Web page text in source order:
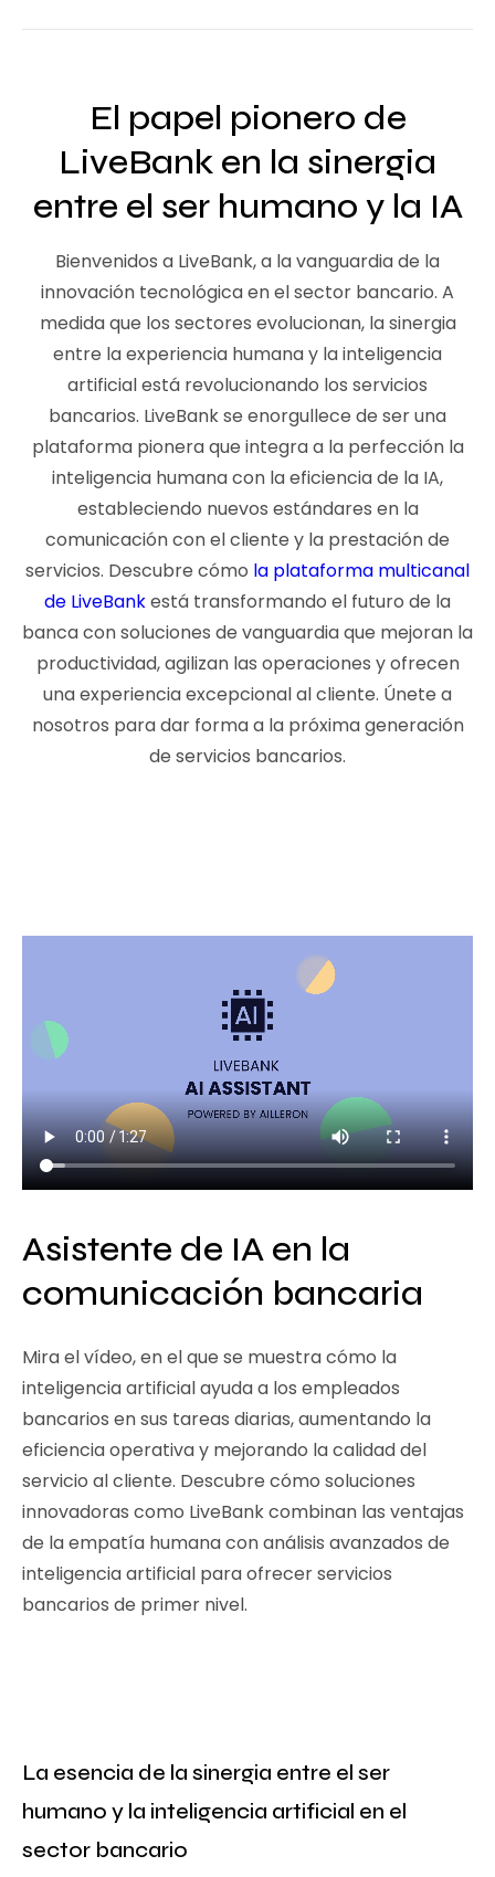
El papel pionero de
LiveBank en la sinergia
entre el ser humano y la IA
Bienvenidos a LiveBank, a la vanguardia de la
innovación tecnológica en el sector bancario. A
medida que los sectores evolucionan, la sinergia
entre la experiencia humana y la inteligencia
artificial está revolucionando los servicios
bancarios. LiveBank se enorgullece de ser una
plataforma pionera que integra a la perfección la
inteligencia humana con la eficiencia de la IA,
estableciendo nuevos estándares en la
comunicación con el cliente y la prestación de
servicios. Descubre cómo la plataforma multicanal
de LiveBankestá transformando el futuro de la
banca con soluciones de vanguardia que mejoran la
productividad, agilizan las operaciones y ofrecen
una experiencia excepcional al cliente. Únete a
nosotros para dar forma a la próxima generación
de servicios bancarios.
Asistente de IA en la
comunicación bancaria
Mira el vídeo, en el que se muestra cómo la
inteligencia artificial ayuda a los empleados
bancarios en sus tareas diarias, aumentando la
eficiencia operativa y mejorando la calidad del
servicio al cliente. Descubre cómo soluciones
innovadoras como LiveBank combinan las ventajas
de la empatía humana con análisis avanzados de
inteligencia artificial para ofrecer servicios
bancarios de primer nivel.
La esencia de la sinergia entre el ser
humano y la inteligencia artificial en el
sector bancario